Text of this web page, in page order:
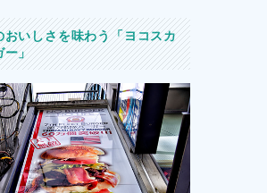
おいしさを味わう「ヨコスカ
ー」